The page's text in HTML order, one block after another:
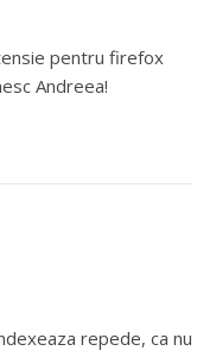
pentru firefox
Andreea!
repede, ca nu